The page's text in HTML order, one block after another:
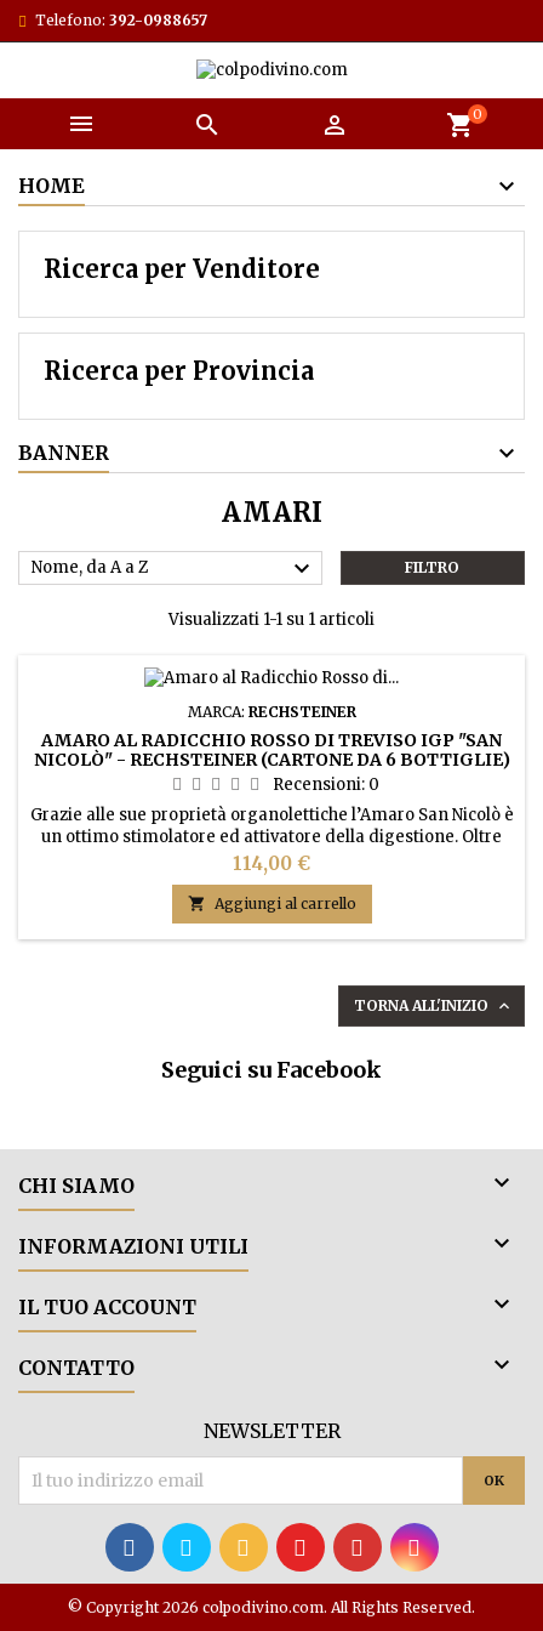
Telefono: 392-0988657
   shopping_cart0
HOME
Ricerca per Venditore
Ricerca per Provincia
BANNER
AMARI
Nome, da A a Z  FILTRO
Visualizzati 1-1 su 1 articoli
MARCA: RECHSTEINER
AMARO AL RADICCHIO ROSSO DI TREVISO IGP "SAN
NICOLÒ" - RECHSTEINER (CARTONE DA 6 BOTTIGLIE)
Recensioni: 0
Grazie alle sue proprietà organolettiche l’Amaro San Nicolò è
un ottimo stimolatore ed attivatore della digestione. Oltre
alle sue proprietà depurative vanno ricordate quelle
mineralizzante e antianemica.
Prezzo
114,00 €
 Aggiungi al carrello
TORNA ALL'INIZIO 
Seguici su Facebook
CHI SIAMO 
INFORMAZIONI UTILI 
IL TUO ACCOUNT 
CONTATTO 
NEWSLETTER
© Copyright 2026 colpodivino.com. All Rights Reserved.